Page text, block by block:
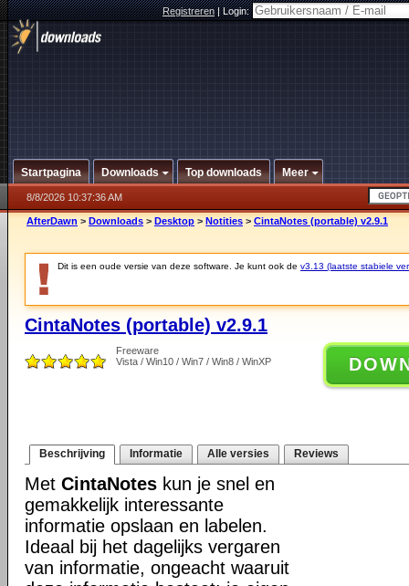
Registreren|Login:
Startpagina Downloads Top downloads Meer
8/8/2026 10:37:36 AM
AfterDawn > Downloads > Desktop > Notities > CintaNotes (portable) v2.9.1
Dit is een oude versie van deze software. Je kunt ook de v3.13 (laatste stabiele
CintaNotes (portable) v2.9.1
Freeware
Vista / Win10 / Win7 / Win8 / WinXP
Beschrijving Informatie Alle versies Reviews
Met CintaNotes kun je snel en
gemakkelijk interessante
informatie opslaan en labelen.
Ideaal bij het dagelijks vergaren
van informatie, ongeacht waaruit